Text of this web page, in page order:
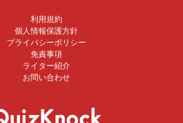
利用規約
個人情報保護方針
プライバシーポリシー
免責事項
ライター紹介
お問い合わせ